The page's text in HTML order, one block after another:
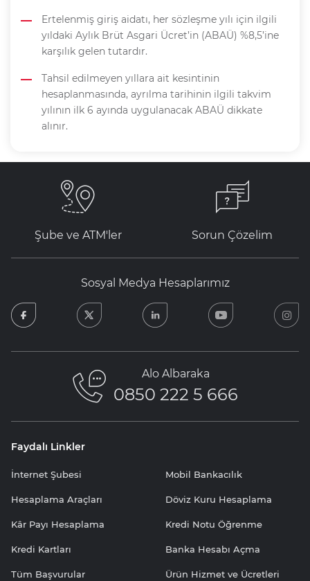
Ertelenmiş giriş aidatı, her sözleşme yılı için ilgili
yıldaki Aylık Brüt Asgari Ücret’in (ABAÜ) %8,5’ine
karşılık gelen tutardır.
Tahsil edilmeyen yıllara ait kesintinin
hesaplanmasında, ayrılma tarihinin ilgili takvim
yılının ilk 6 ayında uygulanacak ABAÜ dikkate
alınır.
Şube ve ATM'ler Sorun Çözelim
Sosyal Medya Hesaplarımız
facebook
Alo Albaraka
0850 222 5 666
Faydalı Linkler
İnternet Şubesi Mobil Bankacılık
Hesaplama Araçları Döviz Kuru Hesaplama
Kâr Payı Hesaplama Kredi Notu Öğrenme
Kredi Kartları Banka Hesabı Açma
Tüm Başvurular Ürün Hizmet ve Ücretleri